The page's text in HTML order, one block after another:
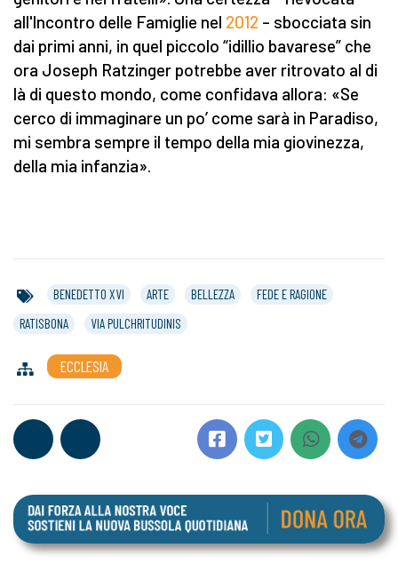
all'Incontro delle Famiglie nel 2012 – sbocciata sin
dai primi anni, in quel piccolo “idillio bavarese” che
ora Joseph Ratzinger potrebbe aver ritrovato al di
là di questo mondo, come confidava allora: «Se
cerco di immaginare un po’ come sarà in Paradiso,
mi sembra sempre il tempo della mia giovinezza,
della mia infanzia».
BENEDETTO XVI ARTE BELLEZZA
FEDE E RAGIONE
RATISBONA
VIA PULCHRITUDINIS
ECCLESIA